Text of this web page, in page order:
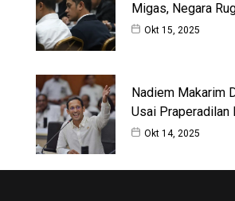
Migas, Negara
Okt 15, 2025
Nadiem Makarim
Usai Praperadilan
Okt 14, 2025